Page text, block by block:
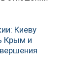
Киеву
Крым и